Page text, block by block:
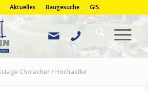
Aktuelles Baugesuche GIS
Cholacher / Hochastler